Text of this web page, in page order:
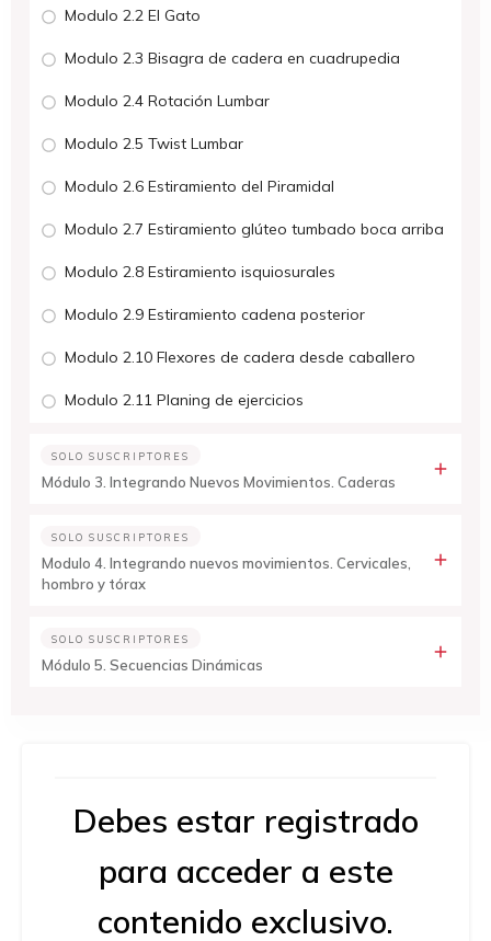
Debes estar registrado
para acceder a este
contenido exclusivo.
Modulo 2.2 El Gato
Modulo 2.3 Bisagra de cadera en cuadrupedia
Modulo 2.4 Rotación Lumbar
Modulo 2.5 Twist Lumbar
Modulo 2.6 Estiramiento del Piramidal
Modulo 2.7 Estiramiento glúteo tumbado boca arriba
Modulo 2.8 Estiramiento isquiosurales
Modulo 2.9 Estiramiento cadena posterior
Modulo 2.10 Flexores de cadera desde caballero
Modulo 2.11 Planing de ejercicios
SOLO SUSCRIPTORES
Módulo 3. Integrando Nuevos Movimientos. Caderas
SOLO SUSCRIPTORES
Modulo 4. Integrando nuevos movimientos. Cervicales,
hombro y tórax
SOLO SUSCRIPTORES
Módulo 5. Secuencias Dinámicas